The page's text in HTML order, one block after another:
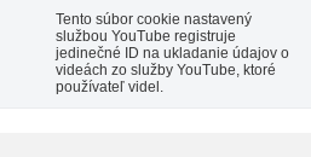
Tento súbor cookie nastavený
službou YouTube registruje
jedinečné ID na ukladanie údajov o
videách zo služby YouTube, ktoré
používateľ videl.